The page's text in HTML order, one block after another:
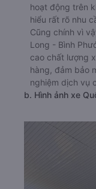
hoạt động trên
hiểu rất rõ nhu
Cũng chính vì
Long - Bình
cao chất lượng
hàng, đảm bảo
nghiệm dịch vụ
b. Hình ảnh xe